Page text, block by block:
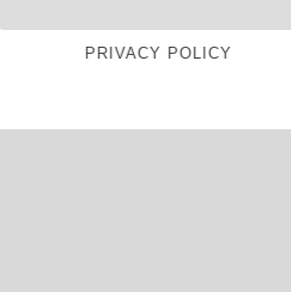
PRIVACY POLICY